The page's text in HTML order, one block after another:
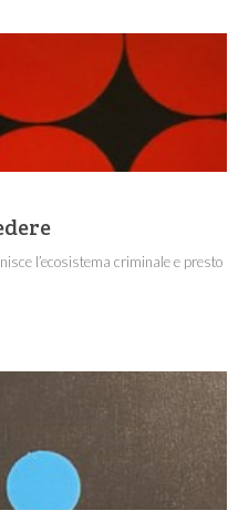
l’ecosistema criminale e presto